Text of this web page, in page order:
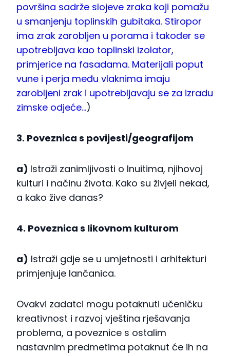
površina sadrže slojeve zraka koji pomažu
u smanjenju toplinskih gubitaka. Stiropor
ima zrak zarobljen u porama i također se
upotrebljava kao toplinski izolator,
primjerice na fasadama. Materijali poput
vune i perja među vlaknima imaju
zarobljeni zrak i upotrebljavaju se za izradu
zimske odjeće…)
3. Poveznica s povijesti/geografijom
a) Istraži zanimljivosti o Inuitima, njihovoj
kulturi i načinu života. Kako su živjeli nekad,
a kako žive danas?
4. Poveznica s likovnom kulturom
a) Istraži gdje se u umjetnosti i arhitekturi
primjenjuje lančanica.
Ovakvi zadatci mogu potaknuti učeničku
kreativnost i razvoj vještina rješavanja
problema, a poveznice s ostalim
nastavnim predmetima potaknut će ih na